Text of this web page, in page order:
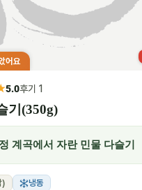
어요
5.0후기 1
기(350g)
계곡에서 자란 민물 다슬기
) 냉동